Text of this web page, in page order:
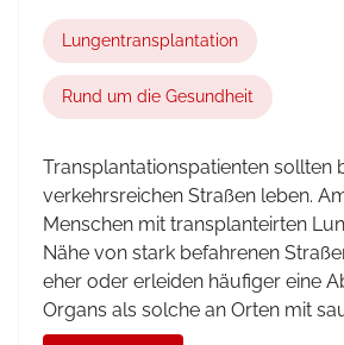
Lungentransplantation
Rund um die Gesundheit
Transplantationspatienten sollten
verkehrsreichen Straßen leben.
Menschen mit transplanteirten
Nähe von stark befahrenen
eher oder erleiden häufiger eine
Organs als solche an Orten mit